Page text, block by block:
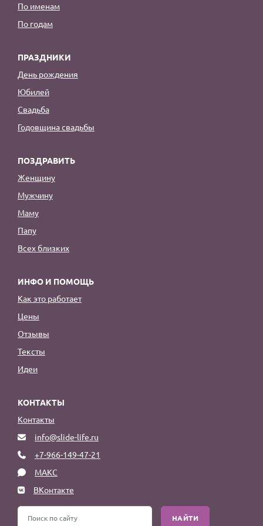
По именам
По годам
ПРАЗДНИКИ
День рождения
Юбилей
Свадьба
Годовщина свадьбы
ПОЗДРАВИТЬ
Женщину
Мужчину
Маму
Папу
Всех близких
ИНФО И ПОМОЩЬ
Как это работает
Цены
Отзывы
Тексты
Идеи
КОНТАКТЫ
Контакты
info@slide-life.ru
+7-966-149-47-21
МАКС
ВКонтакте
НАЙТИ